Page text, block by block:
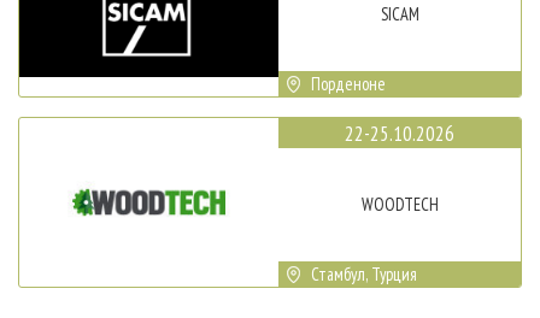
SICAM
Порденоне
22-25.10.2026
WOODTECH
Стамбул, Турция